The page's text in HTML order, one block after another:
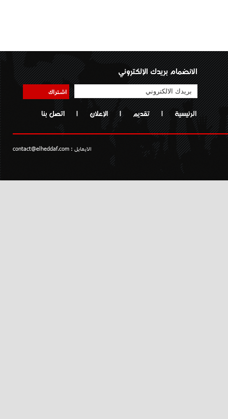
الانضمام بريدك الإلكتروني
اشتراك
الرئيسية | تقديم | الإعلان | اتصل بنا
الايمايل : contact@elheddaf.com